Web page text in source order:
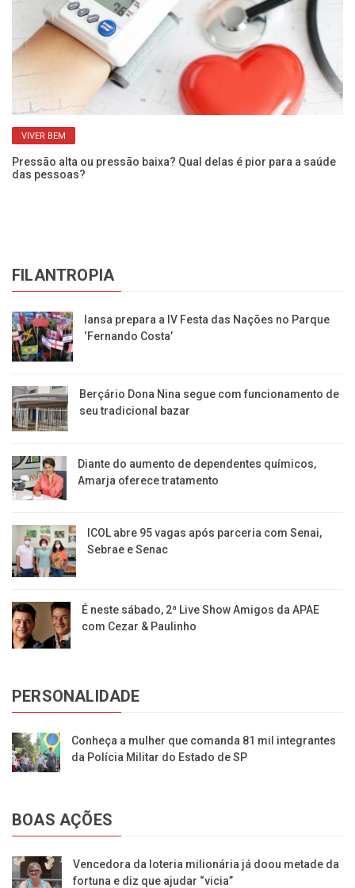
VIVER BEM
Pressão alta ou pressão baixa? Qual delas é pior para a saúde
das pessoas?
FILANTROPIA
Iansa prepara a IV Festa das Nações no Parque
‘Fernando Costa’
Berçário Dona Nina segue com funcionamento de
seu tradicional bazar
Diante do aumento de dependentes químicos,
Amarja oferece tratamento
ICOL abre 95 vagas após parceria com Senai,
Sebrae e Senac
É neste sábado, 2ª Live Show Amigos da APAE
com Cezar & Paulinho
PERSONALIDADE
Conheça a mulher que comanda 81 mil integrantes
da Polícia Militar do Estado de SP
BOAS AÇÕES
Vencedora da loteria milionária já doou metade da
fortuna e diz que ajudar “vicia”